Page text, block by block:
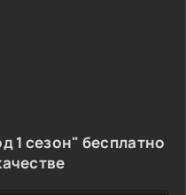
1 сезон" бесплатно